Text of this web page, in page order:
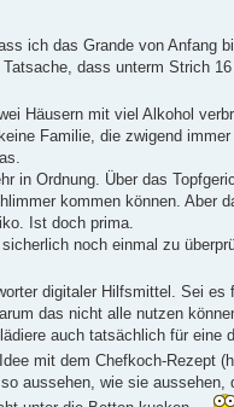
ich das Grande von Anfang
Tatsache, dass unterm Strich
Häusern mit viel Alkohol
Familie, die zwigend
in Ordnung. Über das
kommen können. Aber
Ist doch prima.
noch einmal zu
digitaler Hilfsmittel. Sei es
das nicht alle nutzen
auch tatsächlich für eine
mit dem Chefkoch-Rezept
aussehen, wie sie